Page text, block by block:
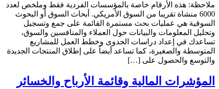
ملاحظة: هذه الأرقام خاصة بالمؤسسات الفردية فقط وملخص لعدد
6000 منشاة تقريبا من السوق الأمريكي. أبحاث السوق أو البحوث
السوقية هي عمليات بحث مستمرة القائمة على جمع وتسجيل
وتحليل المعلومات والبيانات حول العملاء والمنافسين والسوق،
تساعدك في إعداد دراسات الجدوى وخطط العمل للمشاريع
المتوسطة والصغيرة، كما تساعد أيضاً على إطلاق المنتجات الجديدة
والتوسع والحصول على […]
المؤشرات المالية وقائمة الأرباح والخسائر